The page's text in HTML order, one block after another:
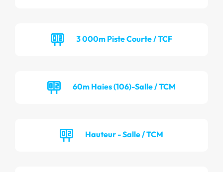
3 000m Piste Courte / TCF
60m Haies (106)-Salle / TCM
Hauteur - Salle / TCM